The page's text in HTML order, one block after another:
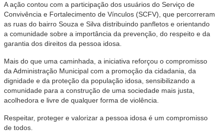
A ação contou com a participação dos usuários do Serviço de
Convivência e Fortalecimento de Vínculos (SCFV), que percorreram
as ruas do bairro Souza e Silva distribuindo panfletos e orientando
a comunidade sobre a importância da prevenção, do respeito e da
garantia dos direitos da pessoa idosa.
Mais do que uma caminhada, a iniciativa reforçou o compromisso
da Administração Municipal com a promoção da cidadania, da
dignidade e da proteção da população idosa, sensibilizando a
comunidade para a construção de uma sociedade mais justa,
acolhedora e livre de qualquer forma de violência.
Respeitar, proteger e valorizar a pessoa idosa é um compromisso
de todos.